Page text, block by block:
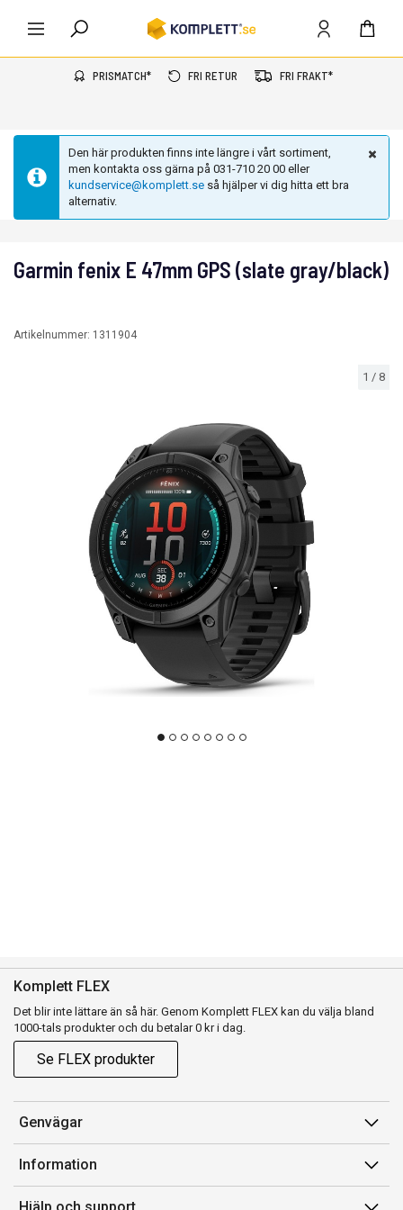
PRISMATCH* FRI RETUR FRI FRAKT*
Den här produkten finns inte längre i vårt sortiment,
men kontakta oss gärna på 031-710 20 00 eller
kundservice@komplett.se så hjälper vi dig hitta ett bra
alternativ.
1 / 8
Garmin fenix E 47mm GPS (slate gray/black)
Artikelnummer: 1311904
Komplett FLEX
Det blir inte lättare än så här. Genom Komplett FLEX kan du välja bland
1000-tals produkter och du betalar 0 kr i dag.
Se FLEX produkter
Genvägar
Konto
Orderhistorik
Information
Försäljningsvillkor